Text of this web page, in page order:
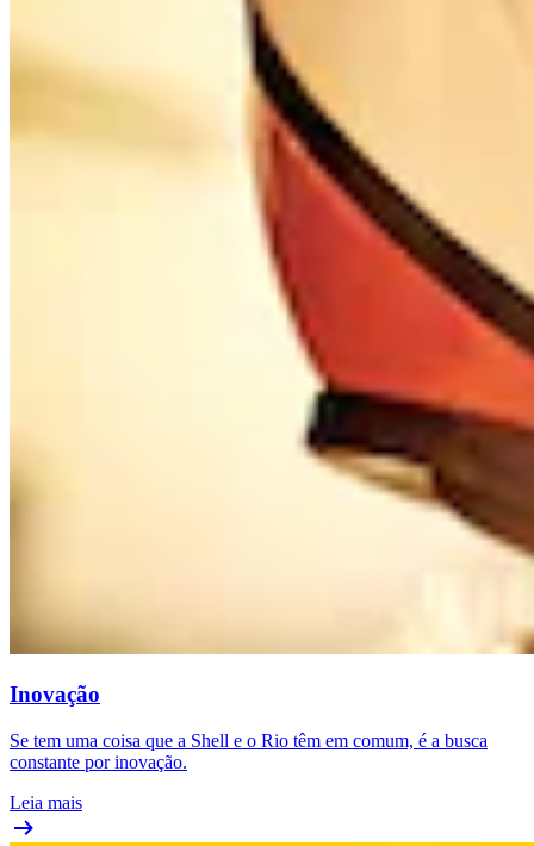
Inovação
Se tem uma coisa que a Shell e o Rio têm em comum, é a busca
constante por inovação.
Leia mais